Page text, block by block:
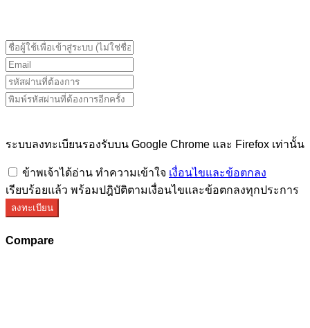
ระบบลงทะเบียนรองรับบน Google Chrome และ Firefox เท่านั้น
ข้าพเจ้าได้อ่าน ทำความเข้าใจ เงื่อนไขและข้อตกลง
เรียบร้อยแล้ว พร้อมปฎิบัติตามเงื่อนไขและข้อตกลงทุกประการ
ลงทะเบียน
Compare